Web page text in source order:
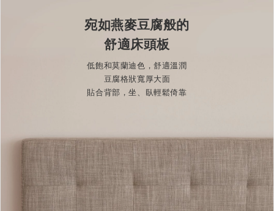
宛如燕麥豆腐般的
舒適床頭板
低飽和莫蘭迪色，舒適溫潤
豆腐格狀寬厚大面
貼合背部，坐、臥輕鬆倚靠